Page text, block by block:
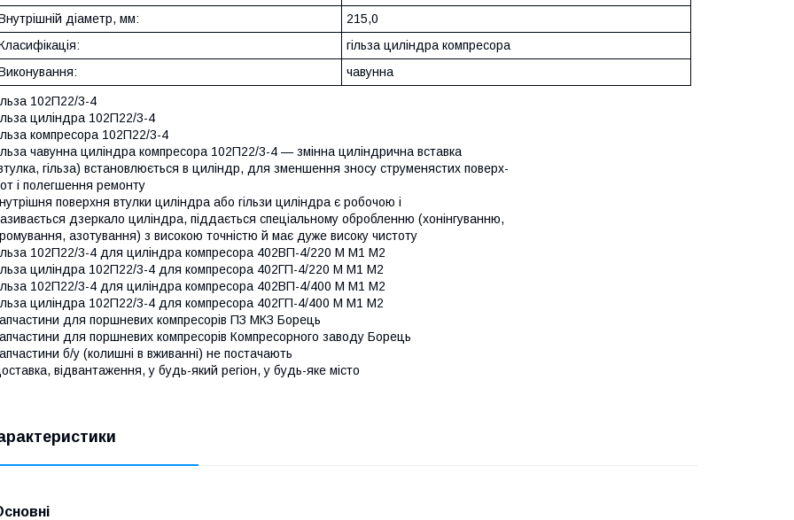
діаметр, мм:
215,0
гільза циліндра компресора
чавунна
102П22/3-4
циліндра 102П22/3-4
компресора 102П22/3-4
чавунна циліндра компресора 102П22/3-4 — змінна циліндрична вставка
гільза) встановлюється в циліндр, для зменшення зносу струменястих поверх-
і полегшення ремонту
поверхня втулки циліндра або гільзи циліндра є робочою і
дзеркало циліндра, піддається спеціальному обробленню (хонінгуванню,
азотування) з високою точністю й має дуже високу чистоту
102П22/3-4 для циліндра компресора 402ВП-4/220 М М1 М2
циліндра 102П22/3-4 для компресора 402ГП-4/220 М М1 М2
102П22/3-4 для циліндра компресора 402ВП-4/400 М М1 М2
циліндра 102П22/3-4 для компресора 402ГП-4/400 М М1 М2
для поршневих компресорів ПЗ МКЗ Борець
для поршневих компресорів Компресорного заводу Борець
б/у (колишні в вживанні) не постачають
відвантаження, у будь-який регіон, у будь-яке місто